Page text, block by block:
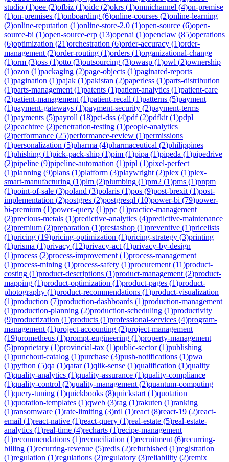
studio (1)oee (2)ofbiz (1)oidc (2)okrs (1)omnichannel (4)on-premise
(1)on-premises (1)onboarding (6)online-courses (2)online-learning
(2)online-reputation (1)online-store-2.0 (1)open-source (6)open-
source-bi (1)open-source-erp (13)openai (1)openclaw (85)operations
(6)optimization (21)orchestration (6)order-accuracy (1)order-
management (2)order-routing (1)orders (1)organizational-change
(1)orm (3)oss (1)otto (3)outsourcing (3)owasp (1)owl (2)ownership
(1)ozon (1)packaging (2)page-objects (1)paginated-reports
(1)pagination (1)pajak (1)pakistan (2)paperless (1)parts-distribution
(1)parts-management (1)patents (1)patient-analytics (1)patient-care
(2)patient-management (1)patient-recall (1)patterns (5)payment
(1)payment-gateways (1)payment-security (2)payment-terms
(1)payments (5)payroll (18)pci-dss (4)pdf(2)pdfkit (1)pdpl
(2)peachtree (2)penetration-testing (1)people-analytics
(2)performance (25)performance-review (1)permissions
(1)personalization (5)pharma (4)pharmaceutical (2)philippines
(1)phishing (1)pick-pack-ship (1)pim (1)pipa (1)pipeda (1)pipedrive
(2)pipeline (9)pipeline-automation (1)pipl (1)pixel-perfect
(1)planning (9)plans (1)platform (3)playwright (2)plex (1)plex-
smart-manufacturing (1)plm (2)plumbing (1)pm2 (1)pms (1)pnpm
(1)point-of-sale (3)poland (3)polaris (1)pos (9)post-brexit (1)post-
implementation (2)postgres (2)postgresql (10)power-bi (79)power-
bi-premium (1)power-query (1)ppc (1)practice-management
(2)precious-metals (1)predictive-analytics (4)predictive-maintenance
(2)premium (2)preparation (1)prestashop (1)preventive (1)pricelists
(1)pricing (19)pricing-optimization (1)pricing-strategy (3)printing
(1)prisma (1)privacy (12)privacy-act (1)privacy-by-design
(1)process (2)process-improvement (1)process-management
(1)process-mining (1)process-safety (1)procurement (11)product-
costing (1)product-descriptions (1)product-management (2)product-
mapping (1)product-optimization (1)product-pages (1)product-
photography (1)product-recommendations (1)product-visualization
(1)production (7)production-dashboards (1)production-management
(1)production-planning (2)production-scheduling (1)productivity
(9)productization (1)products (1)professional-services (4)program-
management (1)project-accounting (2)project-management
(19)prometheus (1)prompt-engineering (1)property-management
(5)proprietary (1)provincial-tax (1)public-sector(1)publishing
(1)punchout-catalog (1)purchase (3)push-notifications (1)pwa
(1)python (5)qa (1)qatar(1)qlik-sense (1)qualification (1)quality
(3)quality-analytics (1)quality-assurance (1)quality-compliance
(1)quality-control (2)quality-management (2)quantum-computing
(1)query-tuning (1)quickbooks (8)quickstart (1)quotation
(1)quotation-templates (1)qweb (3)rag (1)rakuten (1)ranking
(1)ransomware (1)rate-limiting (3)rdl (1)react (8)react-19 (2)react-
email (1)react-native (1)react-query (1)real-estate (5)real-estate-
analytics (1)real-time (4)recharts (1)recipe-management
(1)recommendations (1)reconciliation (1)recruitment (6)recurring-
billing (1)recurring-revenue (5)redis (2)refurbished (1)registration
(1)regulation (1)regulations (2)regulatory (3)reliability (2)remix